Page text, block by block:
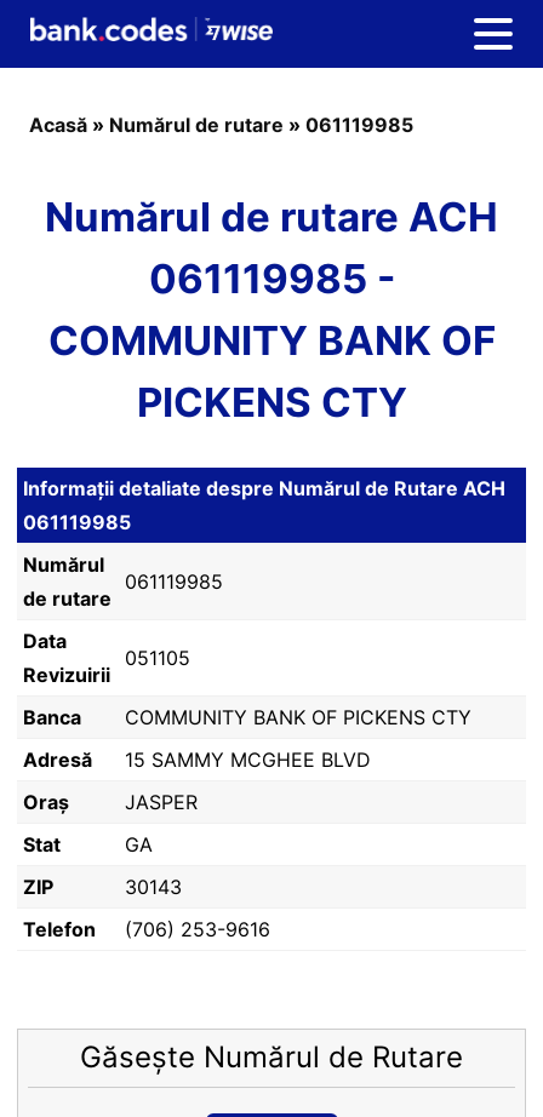
Acasă » Numărul de rutare » 061119985
Numărul de rutare ACH
061119985 -
COMMUNITY BANK OF
PICKENS CTY
Informații detaliate despre Numărul de Rutare ACH
061119985
Numărul
de rutare
061119985
Data
Revizuirii
051105
Banca
COMMUNITY BANK OF PICKENS CTY
Adresă
15 SAMMY MCGHEE BLVD
Oraș
JASPER
Stat
GA
ZIP
30143
Telefon
(706) 253-9616
Găsește Numărul de Rutare